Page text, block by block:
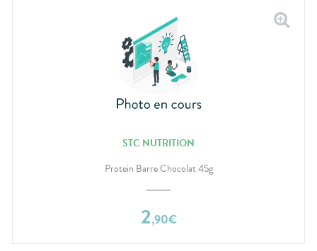
STC NUTRITION
Protein Barre Chocolat 45g
2,90€